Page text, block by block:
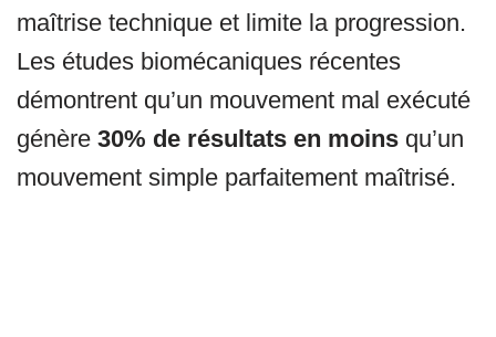
maîtrise technique et limite la progression.
Les études biomécaniques récentes
démontrent qu’un mouvement mal exécuté
génère 30% de résultats en moins qu’un
mouvement simple parfaitement maîtrisé.